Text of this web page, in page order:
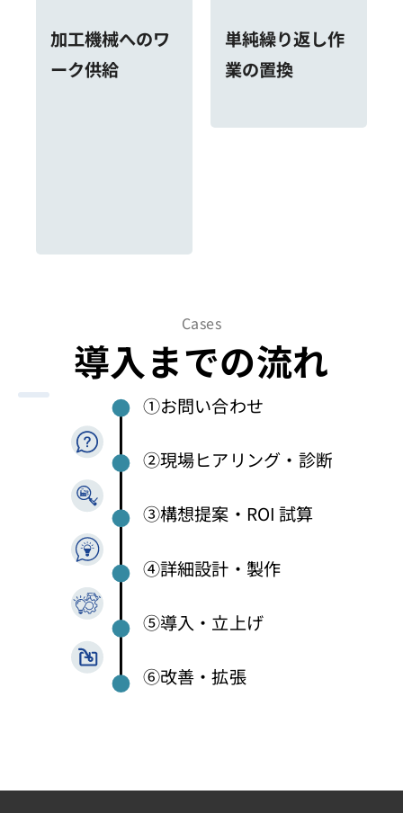
加工機械へのワ
ーク供給
Cases
導入までの流れ
①お問い合わせ
②現場ヒアリング・診断
③構想提案・ROI 試算
④詳細設計・製作
⑤導入・立上げ
⑥改善・拡張